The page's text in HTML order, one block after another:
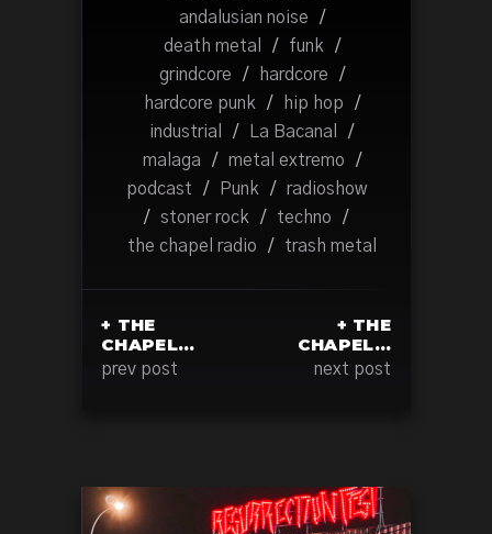
andalusian noise
/
death metal
/ funk
/
grindcore
/ hardcore
/
hardcore punk
/ hip hop
/
industrial
/ La Bacanal
/
malaga
/ metal extremo
/
podcast
/ Punk /
radioshow
/
stoner rock / techno
/
the chapel radio
/ trash metal
+ THE
CHAPEL…
prev post
+ THE
CHAPEL…
next post